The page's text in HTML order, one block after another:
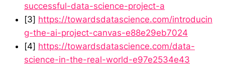
successful-data-science-project-a
[3] https://towardsdatascience.com/introducin
g-the-ai-project-canvas-e88e29eb7024
[4] https://towardsdatascience.com/data-
science-in-the-real-world-e97e2534e43